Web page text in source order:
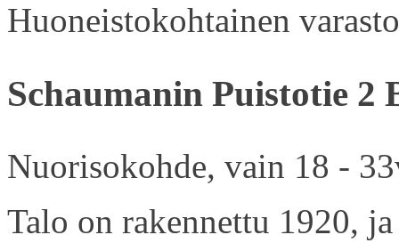
Huoneistokohtainen
Schaumanin Puistotie 2
Nuorisokohde, vain 18 -
Talo on rakennettu 1920,